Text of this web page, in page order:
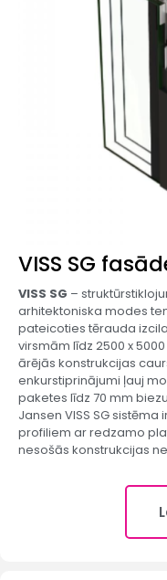
VISS SG
VISS SG –
arhitektoniska modes
pateicoties tērauda
virsmām līdz 2500 x
ārējās konstrukcijas
enkurstiprinājumi ļauj
paketes līdz 70 mm
Jansen VISS SG
profiliem ar redzamo
nesošās konstrukcijas